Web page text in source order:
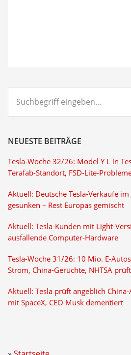
eingeben...
NEUESTE BEITRÄGE
Tesla-Woche 32/26: Model Y L in
Terafab-Standort, FSD-Lite-
Aktuell: Deutsche Tesla-Verkäufe
gesunken – Rest Europas gemischt
Aktuell: Tesla-Kunden mit Light-
ausfallende Computer-Hardware
Tesla-Woche 31/26: 10 Mio. E-
Strom, China-Gerüchte, NHTSA prüft
Aktuell: Tesla prüft angeblich
mit SpaceX, CEO Musk dementiert